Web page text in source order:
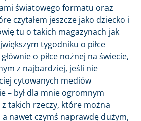
światowego formatu oraz
czytałem jeszcze jako dziecko i
tu o takich magazynach jak
tygodniku o piłce
o piłce nożnej na świecie,
z najbardziej, jeśli nie
cytowanych mediów
– był dla mnie ogromnym
takich rzeczy, które można
nawet czymś naprawdę dużym,